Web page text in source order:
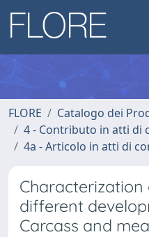
FLORE
Catalogo dei
4 - Contributo in atti di
4a - Articolo in atti di
Characterization
different
Carcass and